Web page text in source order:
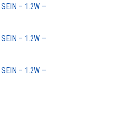
SEIN – 1.2W –
SEIN – 1.2W –
SEIN – 1.2W –